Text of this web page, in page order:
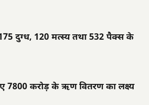
दुग्ध, 120 मत्स्य तथा 532 पैक्स के
7800 करोड़ के ऋण वितरण का लक्ष्य